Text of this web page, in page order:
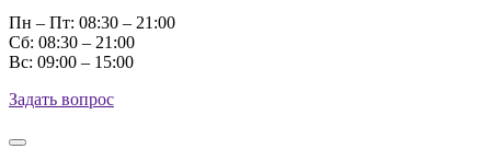
Пн – Пт: 08:30 – 21:00
Cб: 08:30 – 21:00
Вс: 09:00 – 15:00
Задать вопрос